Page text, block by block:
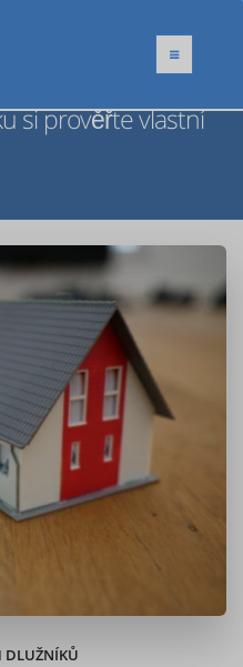
si prověřte vlastní
DLUŽNÍKŮ